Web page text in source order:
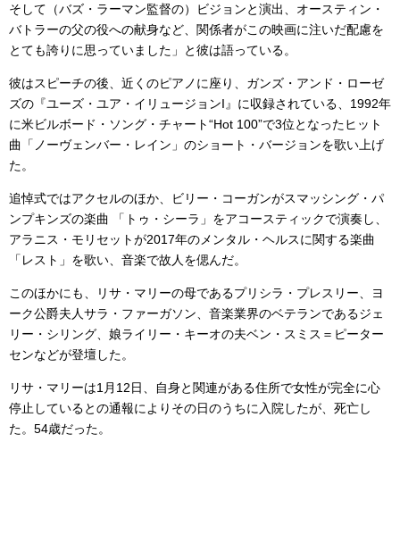
そして（バズ・ラーマン監督の）ビジョンと演出、オースティン・
バトラーの父の役への献身など、関係者がこの映画に注いだ配慮を
とても誇りに思っていました」と彼は語っている。
彼はスピーチの後、近くのピアノに座り、ガンズ・アンド・ローゼ
ズの『ユーズ・ユア・イリュージョンI』に収録されている、1992年
に米ビルボード・ソング・チャート“Hot 100”で3位となったヒット
曲「ノーヴェンバー・レイン」のショート・バージョンを歌い上げ
た。
追悼式ではアクセルのほか、ビリー・コーガンがスマッシング・パ
ンプキンズの楽曲 「トゥ・シーラ」をアコースティックで演奏し、
アラニス・モリセットが2017年のメンタル・ヘルスに関する楽曲
「レスト」を歌い、音楽で故人を偲んだ。
このほかにも、リサ・マリーの母であるプリシラ・プレスリー、ヨ
ーク公爵夫人サラ・ファーガソン、音楽業界のベテランであるジェ
リー・シリング、娘ライリー・キーオの夫ベン・スミス＝ピーター
センなどが登壇した。
リサ・マリーは1月12日、自身と関連がある住所で女性が完全に心
停止しているとの通報によりその日のうちに入院したが、死亡し
た。54歳だった。